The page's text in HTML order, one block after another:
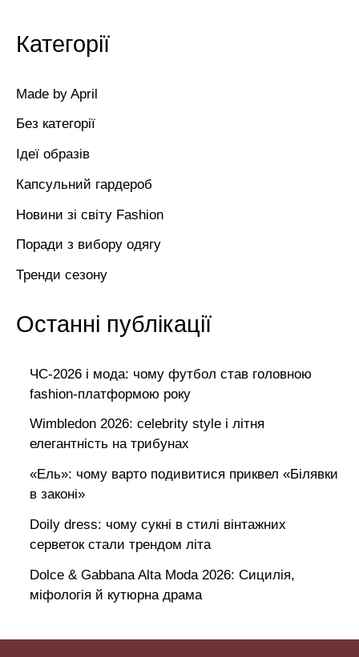
Категорії
Made by April
Без категорії
Ідеї образів
Капсульний гардероб
Новини зі світу Fashion
Поради з вибору одягу
Тренди сезону
Останні публікації
ЧС-2026 і мода: чому футбол став головною
fashion-платформою року
Wimbledon 2026: celebrity style і літня
елегантність на трибунах
«Ель»: чому варто подивитися приквел «Білявки
в законі»
Doily dress: чому сукні в стилі вінтажних
серветок стали трендом літа
Dolce & Gabbana Alta Moda 2026: Сицилія,
міфологія й кутюрна драма